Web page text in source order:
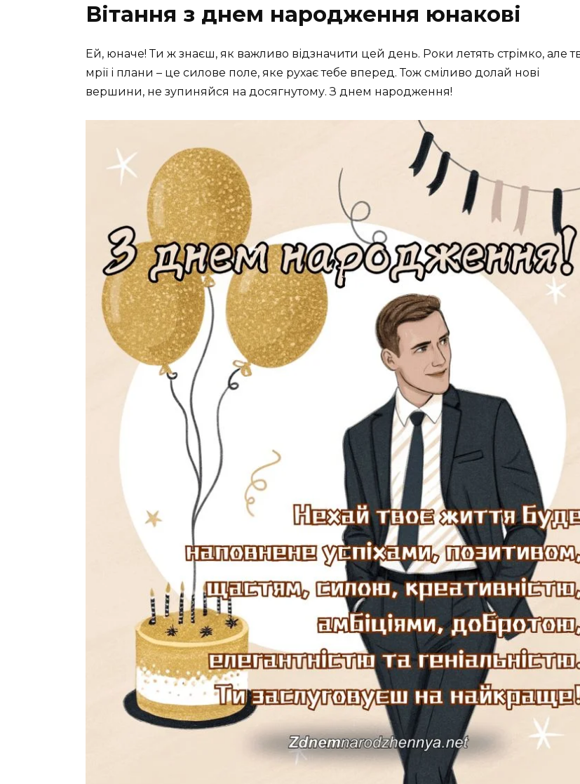
Вітання з днем народження юнакові
Ей, юначе! Ти ж знаєш, як важливо відзначити цей день. Роки летять стрімко, але
мрії і плани – це силове поле, яке рухає тебе вперед. Тож сміливо долай нові
вершини, не зупиняйся на досягнутому. З днем народження!